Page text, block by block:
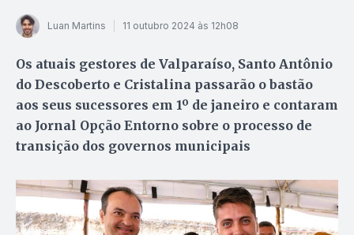
Luan Martins 11 outubro 2024 às 12h08
Os atuais gestores de Valparaíso, Santo Antônio
do Descoberto e Cristalina passarão o bastão
aos seus sucessores em 1º de janeiro e contaram
ao Jornal Opção Entorno sobre o processo de
transição dos governos municipais